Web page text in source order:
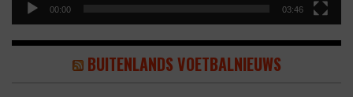
00:00 03:46
BUITENLANDS VOETBALNIEUWS